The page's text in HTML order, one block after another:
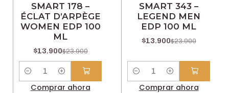
SMART 178 –
ÉCLAT D’ARPÈGE
WOMEN EDP 100
ML
$13.900$23.900
Cantidad
Comprar ahora
SMART 343 –
LEGEND MEN
EDP 100 ML
$13.900$23.900
Cantidad
Comprar ahora